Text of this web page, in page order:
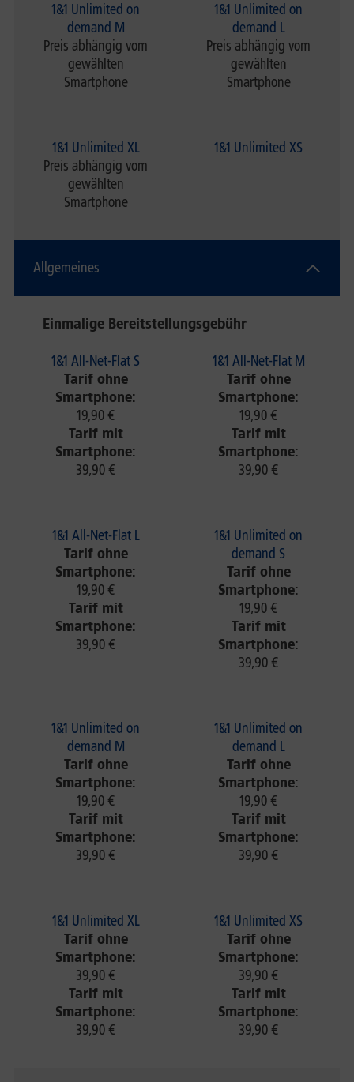
1&1 Unlimited on
demand M
Preis abhängig vom
gewählten
Smartphone
1&1 Unlimited on
demand L
Preis abhängig vom
gewählten
Smartphone
1&1 Unlimited XL
Preis abhängig vom
gewählten
Smartphone
1&1 Unlimited XS
Allgemeines
Einmalige Bereitstellungsgebühr
1&1 All-Net-Flat S
Tarif ohne
Smartphone:
19,90 €
Tarif mit
Smartphone:
39,90 €
1&1 All-Net-Flat M
Tarif ohne
Smartphone:
19,90 €
Tarif mit
Smartphone:
39,90 €
1&1 All-Net-Flat L
Tarif ohne
Smartphone:
19,90 €
Tarif mit
Smartphone:
39,90 €
1&1 Unlimited on
demand S
Tarif ohne
Smartphone:
19,90 €
Tarif mit
Smartphone:
39,90 €
1&1 Unlimited on
demand M
Tarif ohne
Smartphone:
19,90 €
Tarif mit
Smartphone:
39,90 €
1&1 Unlimited on
demand L
Tarif ohne
Smartphone:
19,90 €
Tarif mit
Smartphone:
39,90 €
1&1 Unlimited XL
Tarif ohne
Smartphone:
39,90 €
Tarif mit
Smartphone:
39,90 €
1&1 Unlimited XS
Tarif ohne
Smartphone:
39,90 €
Tarif mit
Smartphone:
39,90 €